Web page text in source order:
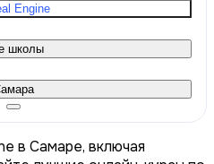
Engine
школы
в Самаре, включая